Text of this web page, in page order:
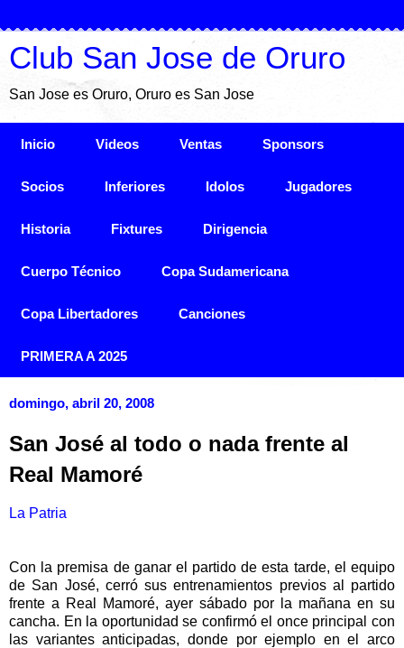
Club San Jose de Oruro
San Jose es Oruro, Oruro es San Jose
Inicio Videos Ventas Sponsors
Socios Inferiores Idolos Jugadores
Historia Fixtures Dirigencia
Cuerpo Técnico Copa Sudamericana
Copa Libertadores Canciones
PRIMERA A 2025
domingo, abril 20, 2008
San José al todo o nada frente al
Real Mamoré
La Patria
Con la premisa de ganar el partido de esta tarde, el equipo
de San José, cerró sus entrenamientos previos al partido
frente a Real Mamoré, ayer sábado por la mañana en su
cancha. En la oportunidad se confirmó el once principal con
las variantes anticipadas, donde por ejemplo en el arco